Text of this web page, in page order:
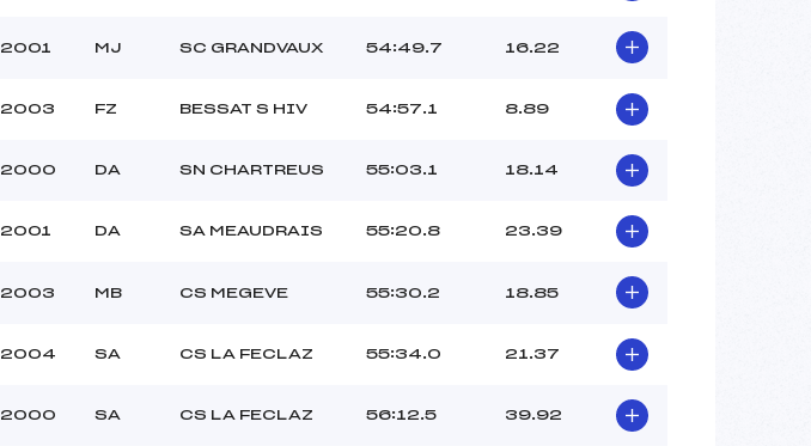
2001 MJ SC GRANDVAUX 54:49.7 16.22
2003 FZ BESSAT S HIV 54:57.1 8.89
2000 DA SN CHARTREUS 55:03.1 18.14
2001 DA SA MEAUDRAIS 55:20.8 23.39
2003 MB CS MEGEVE 55:30.2 18.85
2004 SA CS LA FECLAZ 55:34.0 21.37
2000 SA CS LA FECLAZ 56:12.5 39.92